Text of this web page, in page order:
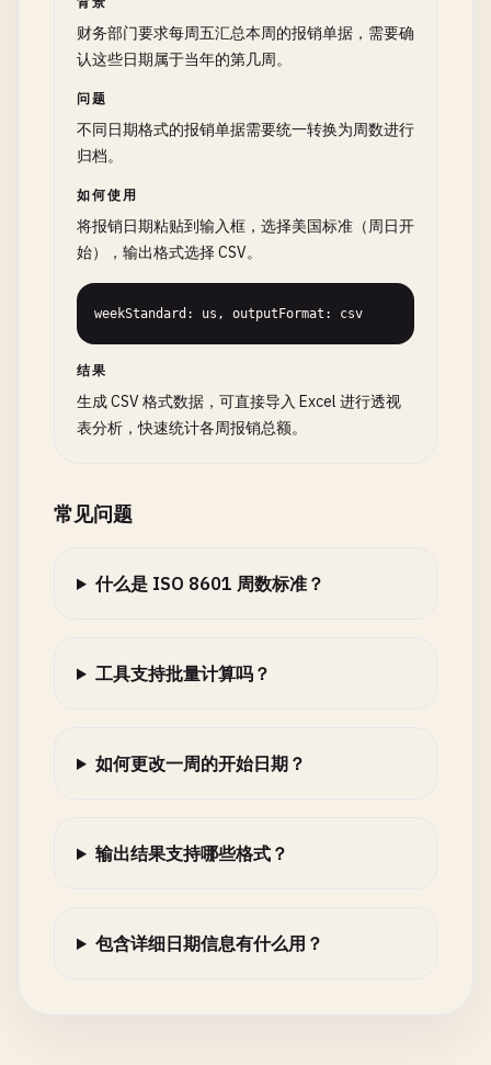
财务部门要求每周五汇总本周的报销单据，需要确
认这些日期属于当年的第几周。
问题
不同日期格式的报销单据需要统一转换为周数进行
归档。
如何使用
将报销日期粘贴到输入框，选择美国标准（周日开
始），输出格式选择 CSV。
weekStandard: us, outputFormat: csv
结果
生成 CSV 格式数据，可直接导入 Excel 进行透视
表分析，快速统计各周报销总额。
常见问题
什么是 ISO 8601 周数标准？
工具支持批量计算吗？
如何更改一周的开始日期？
输出结果支持哪些格式？
包含详细日期信息有什么用？